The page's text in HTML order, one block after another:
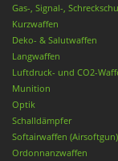
Gas-, Signal-,
Kurzwaffen
Deko- & Salutwaffen
Langwaffen
Luftdruck- und CO2-
Munition
Optik
Schalldämpfer
Softairwaffen (Airsoftgun)
Ordonnanzwaffen